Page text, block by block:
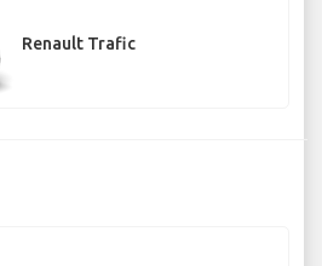
Renault Trafic